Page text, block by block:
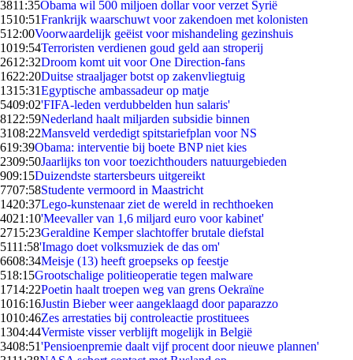
3811:35Obama wil 500 miljoen dollar voor verzet Syrië
1510:51Frankrijk waarschuwt voor zakendoen met kolonisten
512:00Voorwaardelijk geëist voor mishandeling gezinshuis
1019:54Terroristen verdienen goud geld aan stroperij
2612:32Droom komt uit voor One Direction-fans
1622:20Duitse straaljager botst op zakenvliegtuig
1315:31Egyptische ambassadeur op matje
5409:02'FIFA-leden verdubbelden hun salaris'
81 22:59Nederland haalt miljarden subsidie binnen
3108:22Mansveld verdedigt spitstariefplan voor NS
619:39Obama: interventie bij boete BNP niet kies
2309:50Jaarlijks ton voor toezichthouders natuurgebieden
909:15Duizendste startersbeurs uitgereikt
7707:58Studente vermoord in Maastricht
1420:37Lego-kunstenaar ziet de wereld in rechthoeken
4021:10'Meevaller van 1,6 miljard euro voor kabinet'
2715:23Geraldine Kemper slachtoffer brutale diefstal
5111:58'Imago doet volksmuziek de das om'
6608:34Meisje (13) heeft groepseks op feestje
518:15Grootschalige politieoperatie tegen malware
1714:22Poetin haalt troepen weg van grens Oekraïne
1016:16Justin Bieber weer aangeklaagd door paparazzo
1010:46Zes arrestaties bij controleactie prostituees
1304:44Vermiste visser verblijft mogelijk in België
3408:51'Pensioenpremie daalt vijf procent door nieuwe plannen'